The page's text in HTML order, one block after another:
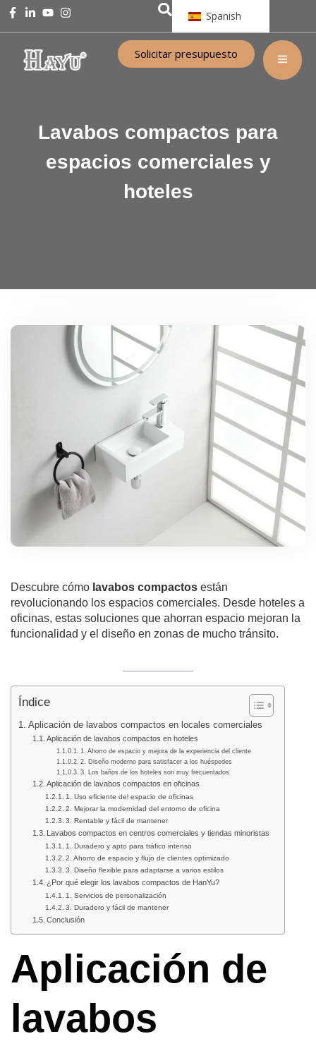
Spanish
Solicitar presupuesto
Lavabos compactos para
espacios comerciales y
hoteles
Descubre cómo lavabos compactos están
revolucionando los espacios comerciales. Desde hoteles a
oficinas, estas soluciones que ahorran espacio mejoran la
funcionalidad y el diseño en zonas de mucho tránsito.
Índice
Aplicación de lavabos compactos en locales comerciales
Aplicación de lavabos compactos en hoteles
1. Ahorro de espacio y mejora de la experiencia del cliente
2. Diseño moderno para satisfacer a los huéspedes
3. Los baños de los hoteles son muy frecuentados
Aplicación de lavabos compactos en oficinas
1. Uso eficiente del espacio de oficinas
2. Mejorar la modernidad del entorno de oficina
3. Rentable y fácil de mantener
Lavabos compactos en centros comerciales y tiendas minoristas
1. Duradero y apto para tráfico intenso
2. Ahorro de espacio y flujo de clientes optimizado
3. Diseño flexible para adaptarse a varios estilos
¿Por qué elegir los lavabos compactos de HanYu?
1. Servicios de personalización
3. Duradero y fácil de mantener
Conclusión
Aplicación de
lavabos